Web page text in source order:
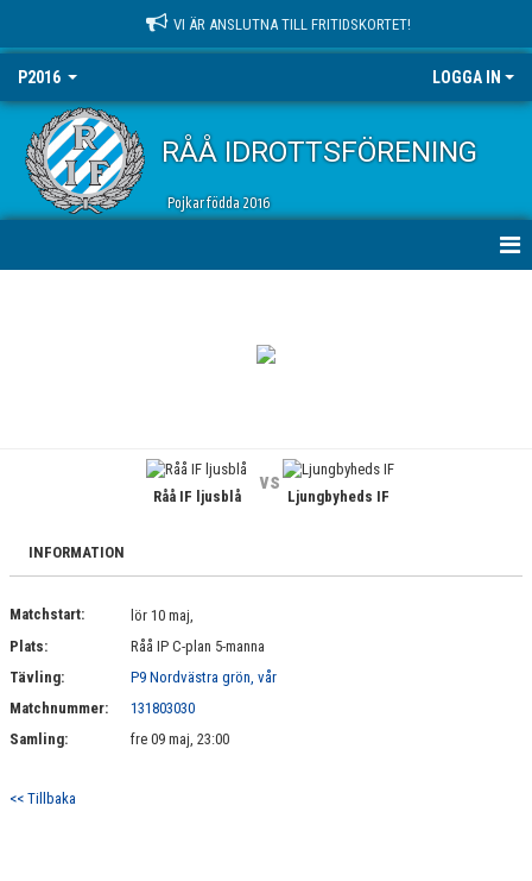
VI ÄR ANSLUTNA TILL FRITIDSKORTET!
P2016 LOGGA IN
RÅÅ IDROTTSFÖRENING
Pojkar födda 2016
BILDGALLERI
KONTAKT
Råå IF ljusblå
vs
Ljungbyheds IF
INFORMATION
Matchstart:
lör 10 maj,
Plats:
Råå IP C-plan 5-manna
Tävling:
P9 Nordvästra grön, vår
Matchnummer:
131803030
Samling:
fre 09 maj, 23:00
<< Tillbaka